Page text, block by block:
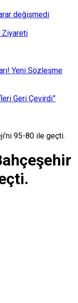
değişmedi
Ziyareti
Yeni Sözleşme
Geri Çevirdi”
95-80 ile geçti.